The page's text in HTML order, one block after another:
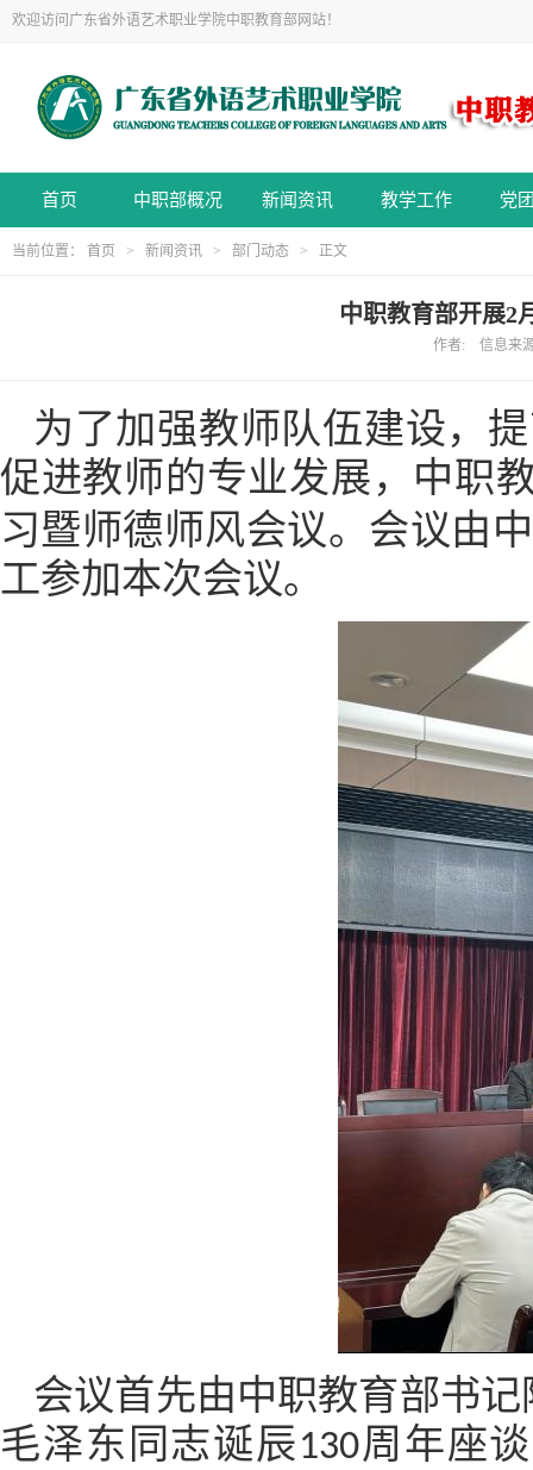
欢迎访问广东省外语艺术职业学院中职教育部网站！
首页 中职部概况 新闻资讯 教学工作 党
当前位置： 首页 > 新闻资讯 > 部门动态 > 正文
中职教育部开展2
作者: 信息来
为了加强教师队伍建设，
促进教师的专业发展，中职
习暨师德师风会议。会议由
工参加本次会议。
会议首先由中职教育部书
毛泽东同志诞辰130周年座